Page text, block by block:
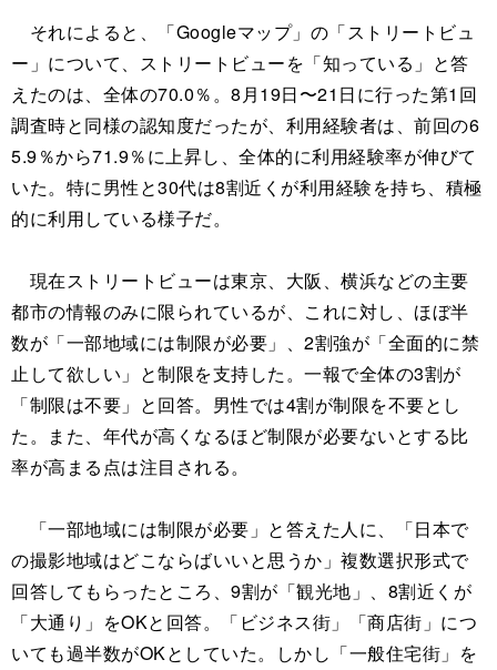
それによると、「Googleマップ」の「ストリートビュ
ー」について、ストリートビューを「知っている」と答
えたのは、全体の70.0％。8月19日〜21日に行った第1回
調査時と同様の認知度だったが、利用経験者は、前回の6
5.9％から71.9％に上昇し、全体的に利用経験率が伸びて
いた。特に男性と30代は8割近くが利用経験を持ち、積極
的に利用している様子だ。
現在ストリートビューは東京、大阪、横浜などの主要
都市の情報のみに限られているが、これに対し、ほぼ半
数が「一部地域には制限が必要」、2割強が「全面的に禁
止して欲しい」と制限を支持した。一報で全体の3割が
「制限は不要」と回答。男性では4割が制限を不要とし
た。また、年代が高くなるほど制限が必要ないとする比
率が高まる点は注目される。
「一部地域には制限が必要」と答えた人に、「日本で
の撮影地域はどこならばいいと思うか」複数選択形式で
回答してもらったところ、9割が「観光地」、8割近くが
「大通り」をOKと回答。「ビジネス街」「商店街」につ
いても過半数がOKとしていた。しかし「一般住宅街」を